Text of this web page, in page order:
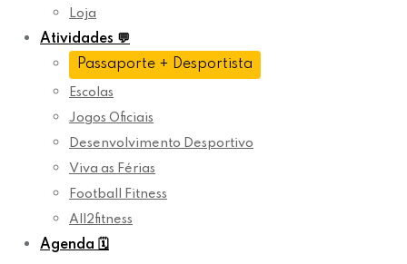
Loja
Atividades 💬
Passaporte + Desportista
Escolas
Jogos Oficiais
Desenvolvimento Desportivo
Viva as Férias
Football Fitness
All2fitness
Agenda 🗓️